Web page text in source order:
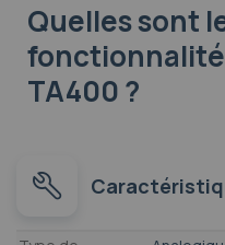
Quelles sont
TA400 ?
Caractéristiques